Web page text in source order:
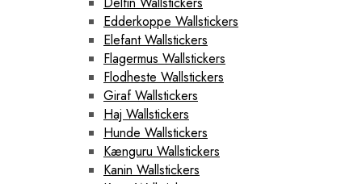
Edderkoppe Wallstickers
Elefant Wallstickers
Flagermus Wallstickers
Flodheste Wallstickers
Giraf Wallstickers
Haj Wallstickers
Hunde Wallstickers
Kænguru Wallstickers
Kanin Wallstickers